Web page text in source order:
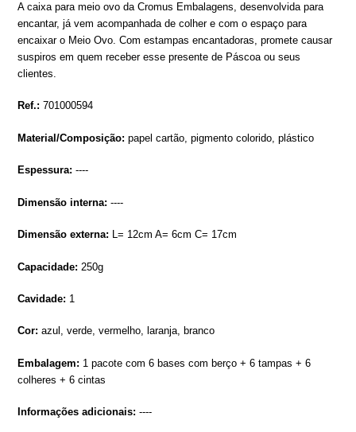
A caixa para meio ovo da Cromus Embalagens, desenvolvida para
encantar, já vem acompanhada de colher e com o espaço para
encaixar o Meio Ovo. Com estampas encantadoras, promete causar
suspiros em quem receber esse presente de Páscoa ou seus
clientes.
Ref.: 701000594
Material/Composição: papel cartão, pigmento colorido, plástico
Espessura: ----
Dimensão interna: ----
Dimensão externa: L= 12cm A= 6cm C= 17cm
Capacidade: 250g
Cavidade: 1
Cor: azul, verde, vermelho, laranja, branco
Embalagem: 1 pacote com 6 bases com berço + 6 tampas + 6
colheres + 6 cintas
Informações adicionais: ----